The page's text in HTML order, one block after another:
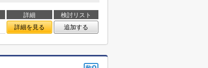
詳細
検討リスト
詳細を見る 追加する